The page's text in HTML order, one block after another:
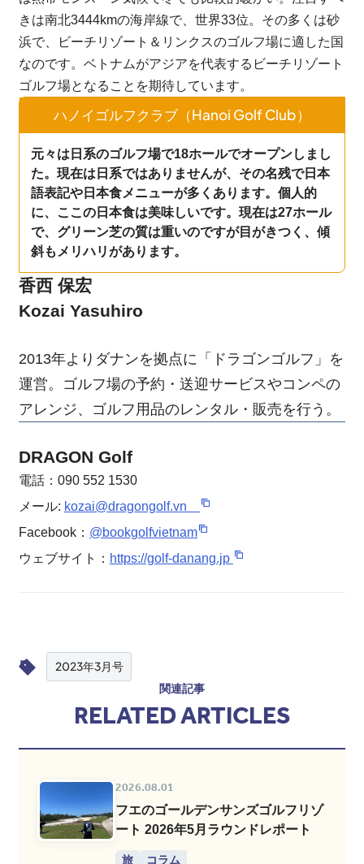
きは南北3444kmの海岸線で、世界33位。その多くは砂
浜で、ビーチリゾート＆リンクスのゴルフ場に適した国
なのです。ベトナムがアジアを代表するビーチリゾート
ゴルフ場となることを期待しています。
ハノイゴルフクラブ（Hanoi Golf Club）
元々は日系のゴルフ場で18ホールでオープンしまし
た。現在は日系ではありませんが、その名残で日本
語表記や日本食メニューが多くあります。個人的
に、ここの日本食は美味しいです。現在は27ホール
で、グリーン芝の質は重いのですが目がきつく、傾
斜もメリハリがあります。
香西 保宏
Kozai Yasuhiro
2013年よりダナンを拠点に「ドラゴンゴルフ」を
運営。ゴルフ場の予約・送迎サービスやコンペの
アレンジ、ゴルフ用品のレンタル・販売を行う。
DRAGON Golf
電話：090 552 1530
メール: kozai@dragongolf.vn
Facebook： @bookgolfvietnam
ウェブサイト： https://golf-danang.jp
2023年3月号
関連記事
RELATED ARTICLES
2026.08.01
フエのゴールデンサンズゴルフリゾ
ート 2026年5月ラウンドレポート
旅 コラム